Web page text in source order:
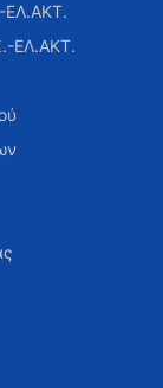
ΕΛ.ΑΚΤ.
ΕΛ.ΑΚΤ.